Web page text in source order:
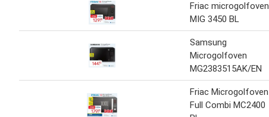
Friac microgolfoven
MIG 3450 BL
Samsung
Microgolfoven
MG2383515AK/EN
Friac Microgolfoven
Full Combi MC2400